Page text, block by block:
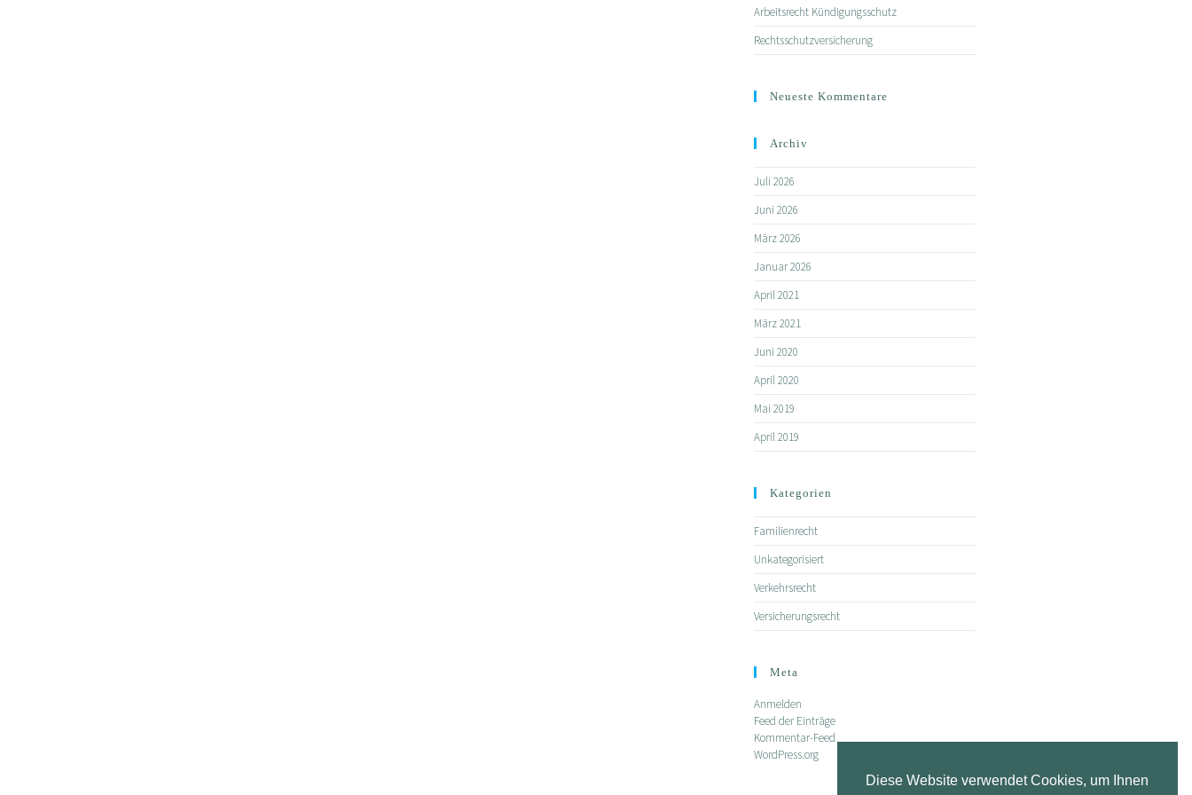
Arbeitsrecht Kündigungsschutz
Rechtsschutzversicherung
Neueste Kommentare
Archiv
Juli 2026
Juni 2026
März 2026
Januar 2026
April 2021
März 2021
Juni 2020
April 2020
Mai 2019
April 2019
Kategorien
Familienrecht
Unkategorisiert
Verkehrsrecht
Versicherungsrecht
Meta
Anmelden
Feed der Einträge
Kommentar-Feed
WordPress.org
Diese Website verwendet Cookies, um Ihnen